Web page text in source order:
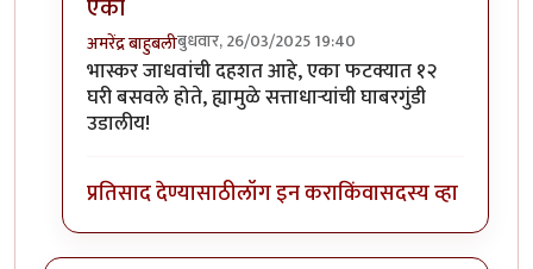
अमरेंद्र बाहुबलीबुधवार, 26/03/2025 19:40
In reply toविधावसभेचा उपाध्यक्ष निवडला,by
भास्कर जाधवांची दहशत आहे, एका फटक्यात १२
घरी बसवले होते, ह्यामुळे सत्ताधाऱ्यांची घाबरगुंडी
उडालीय!
प्रतिसाद देण्यासाठीलॉग इन कराकिंवासदस्य व्हा